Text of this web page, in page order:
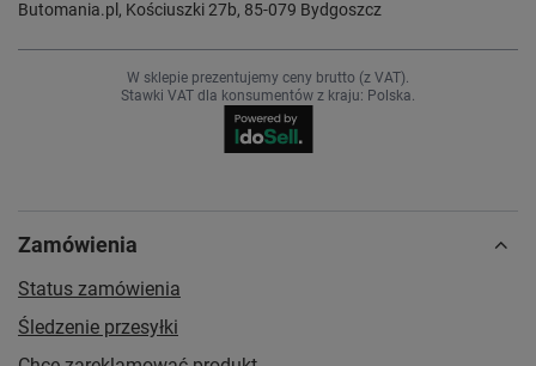
Butomania.pl , Kościuszki 27b, 85-079 Bydgoszcz
W sklepie prezentujemy ceny brutto (z VAT).
Stawki VAT dla konsumentów z kraju: Polska.
Zamówienia
Status zamówienia
Śledzenie przesyłki